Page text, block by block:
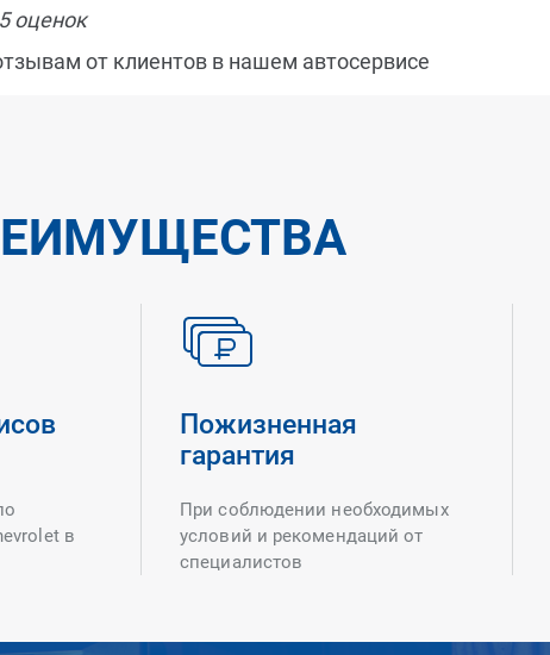
оценок
от клиентов в нашем автосервисе
в
Пожизненная
гарантия
При соблюдении необходимых
условий и рекомендаций от
специалистов